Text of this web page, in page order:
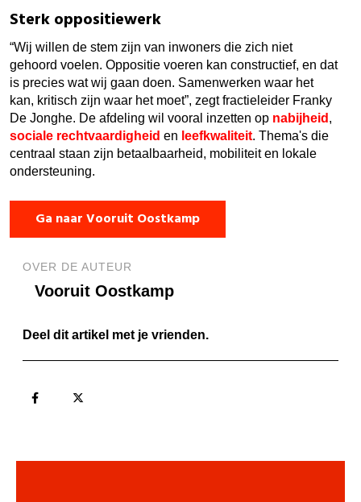
Sterk oppositiewerk
“Wij willen de stem zijn van inwoners die zich niet
gehoord voelen. Oppositie voeren kan constructief, en dat
is precies wat wij gaan doen. Samenwerken waar het
kan, kritisch zijn waar het moet”, zegt fractieleider Franky
De Jonghe. De afdeling wil vooral inzetten op nabijheid ,
sociale rechtvaardigheid en leefkwaliteit. Thema's die
centraal staan zijn betaalbaarheid, mobiliteit en lokale
ondersteuning.
Ga naar Vooruit Oostkamp
OVER DE AUTEUR
Vooruit Oostkamp
Deel dit artikel met je vrienden.